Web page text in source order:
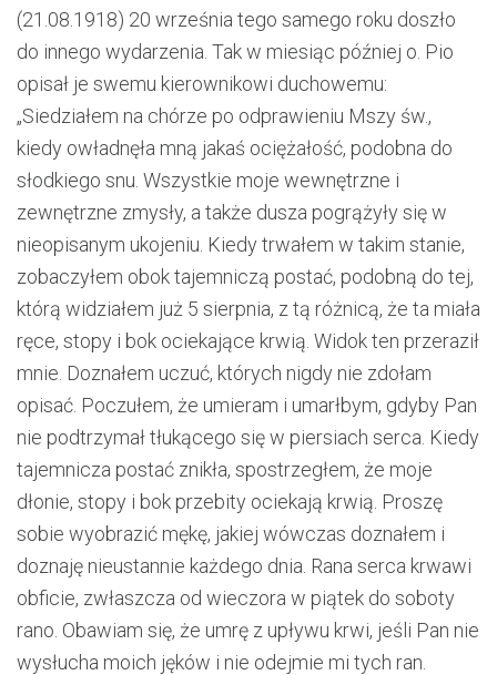
(21.08.1918) 20 września tego samego roku doszło
do innego wydarzenia. Tak w miesiąc później o. Pio
opisał je swemu kierownikowi duchowemu:
„Siedziałem na chórze po odprawieniu Mszy św.,
kiedy owładnęła mną jakaś ociężałość, podobna do
słodkiego snu. Wszystkie moje wewnętrzne i
zewnętrzne zmysły, a także dusza pogrążyły się w
nieopisanym ukojeniu. Kiedy trwałem w takim stanie,
zobaczyłem obok tajemniczą postać, podobną do tej,
którą widziałem już 5 sierpnia, z tą różnicą, że ta miała
ręce, stopy i bok ociekające krwią. Widok ten przeraził
mnie. Doznałem uczuć, których nigdy nie zdołam
opisać. Poczułem, że umieram i umarłbym, gdyby Pan
nie podtrzymał tłukącego się w piersiach serca. Kiedy
tajemnicza postać znikła, spostrzegłem, że moje
dłonie, stopy i bok przebity ociekają krwią. Proszę
sobie wyobrazić mękę, jakiej wówczas doznałem i
doznaję nieustannie każdego dnia. Rana serca krwawi
obficie, zwłaszcza od wieczora w piątek do soboty
rano. Obawiam się, że umrę z upływu krwi, jeśli Pan nie
wysłucha moich jęków i nie odejmie mi tych ran.